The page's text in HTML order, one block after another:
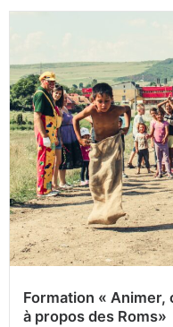
Formation «
à propos des Roms»